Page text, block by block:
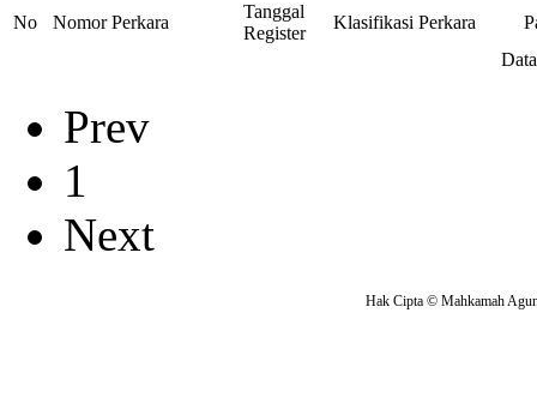
No Nomor Perkara
Tanggal
Register
Klasifikasi Perkara
Prev
1
Next
Hak Cipta © Mahkamah